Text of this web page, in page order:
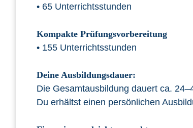
• 65 Unterrichtsstunden
Kompakte Prüfungsvorbereitung
• 155 Unterrichtsstunden
Deine Ausbildungsdauer:
Die Gesamtausbildung dauert ca.
Du erhältst einen persönlichen